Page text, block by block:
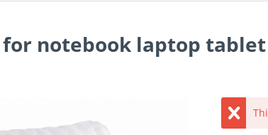
for notebook laptop tablet